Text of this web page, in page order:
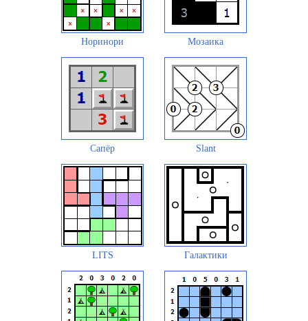
Норинори Мозаика
Сапёр Slant
LITS Галактики